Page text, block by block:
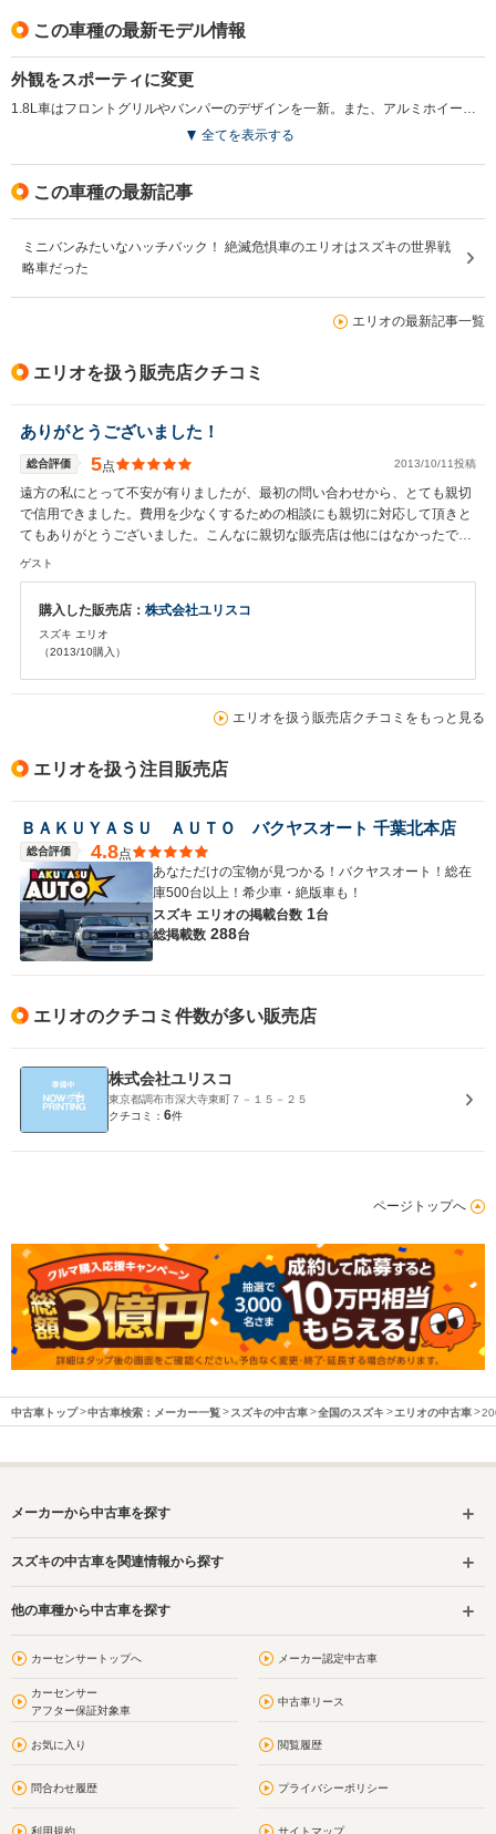
この車種の最新モデル情報
外観をスポーティに変更
全てを表示する
この車種の最新記事
ミニバンみたいなハッチバック！ 絶滅危惧車のエリオはスズキの世界戦
略車だった
エリオの最新記事一覧
エリオを扱う販売店クチコミ
ありがとうございました！
総合評価 5点 2013/10/11投稿
遠方の私にとって不安が有りましたが、最初の問い合わせから、とても親切
で信用できました。費用を少なくするための相談にも親切に対応して頂きと
てもありがとうございました。こんなに親切な販売店は他にはなかったで
す。無事に登録も終わりました。書類のOCRなども全て書き込みしていたの
ます。ありがとうございました。
ゲスト
購入した販売店： 株式会社ユリスコ
スズキ エリオ
（2013/10購入）
エリオを扱う販売店クチコミをもっと見る
エリオを扱う注目販売店
ＢＡＫＵＹＡＳＵ ＡＵＴＯ バクヤスオート 千葉北本店
総合評価 4.8点
あなただけの宝物が見つかる！バクヤスオート！総在
庫500台以上！希少車・絶版車も！
スズキ エリオの掲載台数 1台
総掲載数 288台
エリオのクチコミ件数が多い販売店
株式会社ユリスコ
東京都調布市深大寺東町７－１５－２５
クチコミ： 6件
ページトップへ
中古車トップ 中古車検索：メーカー一覧 スズキの中古車 全国のスズキ エリオの中古車
メーカーから中古車を探す
スズキの中古車を関連情報から探す
他の車種から中古車を探す
カーセンサートップへ メーカー認定中古車
カーセンサー
アフター保証対象車
中古車リース
お気に入り 閲覧履歴
問合わせ履歴 プライバシーポリシー
利用規約 サイトマップ